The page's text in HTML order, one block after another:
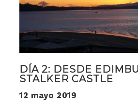
DÍA 2: DESDE
STALKER CASTLE
12 mayo 2019